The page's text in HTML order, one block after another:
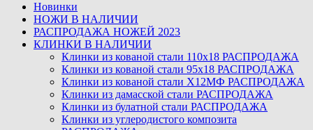
Новинки
НОЖИ В НАЛИЧИИ
РАСПРОДАЖА НОЖЕЙ 2023
КЛИНКИ В НАЛИЧИИ
Клинки из кованой стали 110х18 РАСПРОДАЖА
Клинки из кованой стали 95х18 РАСПРОДАЖА
Клинки из кованой стали Х12МФ РАСПРОДАЖА
Клинки из дамасской стали РАСПРОДАЖА
Клинки из булатной стали РАСПРОДАЖА
Клинки из углеродистого композита